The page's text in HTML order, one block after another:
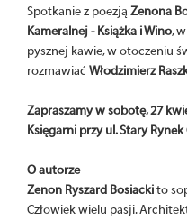
Spotkanie z poezją Zenona
Kameralnej - Książka i Wino,
pysznej kawie, w otoczeniu
rozmawiać Włodzimierz
Zapraszamy w sobotę, 27
Księgarni przy ul. Stary
O autorze
Zenon Ryszard Bosiackito
Człowiek wielu pasji.